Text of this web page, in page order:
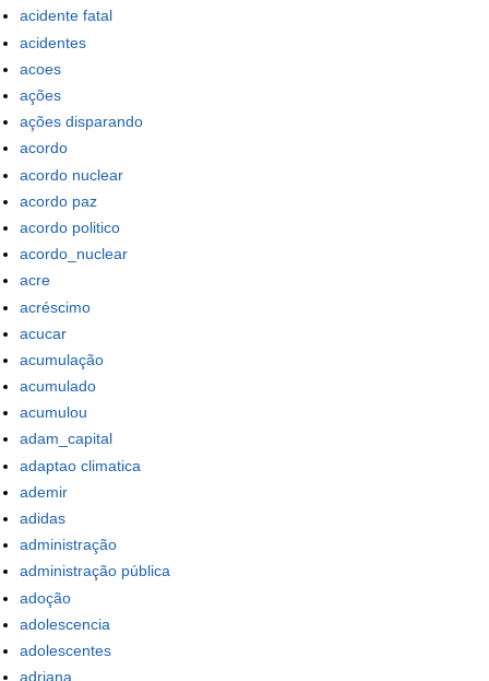
acidente fatal
acidentes
acoes
ações
ações disparando
acordo
acordo nuclear
acordo paz
acordo politico
acordo_nuclear
acre
acréscimo
acucar
acumulação
acumulado
acumulou
adam_capital
adaptao climatica
ademir
adidas
administração
administração pública
adoção
adolescencia
adolescentes
adriana